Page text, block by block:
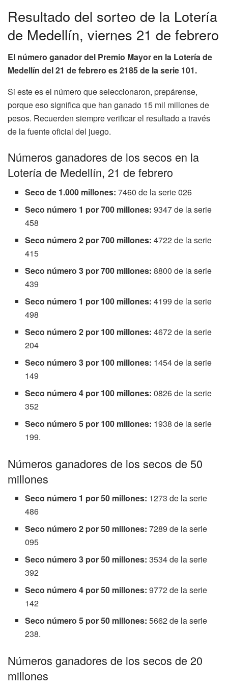
Resultado del sorteo de la Lotería
de Medellín, viernes 21 de febrero
El número ganador del Premio Mayor en la Lotería de
Medellín del 21 de febrero es 2185 de la serie 101.
Si este es el número que seleccionaron, prepárense,
porque eso significa que han ganado 15 mil millones de
pesos. Recuerden siempre verificar el resultado a través
de la fuente oficial del juego.
Números ganadores de los secos en la
Lotería de Medellín, 21 de febrero
Seco de 1.000 millones: 7460 de la serie 026
Seco número 1 por 700 millones: 9347 de la serie
458
Seco número 2 por 700 millones: 4722 de la serie
415
Seco número 3 por 700 millones: 8800 de la serie
439
Seco número 1 por 100 millones:4199 de la serie
498
Seco número 2 por 100 millones:4672 de la serie
204
Seco número 3 por 100 millones: 1454 de la serie
149
Seco número 4 por 100 millones:0826 de la serie
352
Seco número 5 por 100 millones: 1938 de la serie
199.
Números ganadores de los secos de 50
millones
Seco número 1 por 50 millones: 1273 de la serie
486
Seco número 2 por 50 millones:7289 de la serie
095
Seco número 3 por 50 millones:3534 de la serie
392
Seco número 4 por 50 millones:9772 de la serie
142
Seco número 5 por 50 millones:5662 de la serie
238.
Números ganadores de los secos de 20
millones